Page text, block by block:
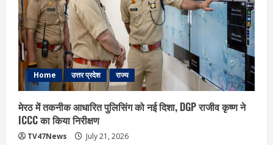
Home उत्तर प्रदेश राज्य
मेरठ में तकनीक आधारित पुलिसिंग को नई दिशा, DGP राजीव कृष्ण ने
ICCC का किया निरीक्षण
TV47News July 21, 2026